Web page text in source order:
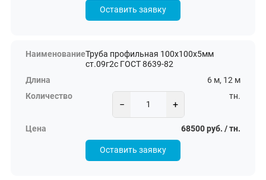
Оставить заявку
Труба профильная 100х100х5мм
ст.09г2с ГОСТ 8639-82
6 м, 12 м
− +
тн.
68500 руб. / тн.
Оставить заявку